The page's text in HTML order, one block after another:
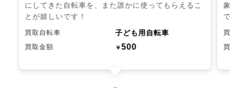
にしてきた自転車を、また誰かに使ってもらえるこ
とが嬉しいです！
買取自転車 子ども用自転車
買取金額 ￥500